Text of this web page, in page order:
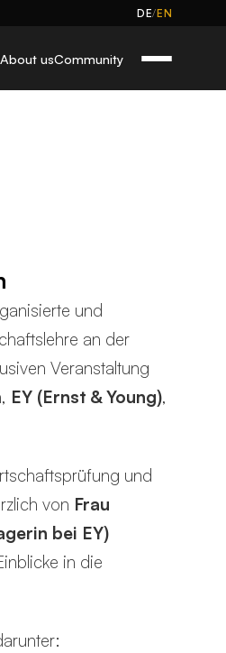
DE/EN
About usCommunity
und
an der
Veranstaltung
EY (Ernst & Young),
und
von Frau
bei EY)
in die